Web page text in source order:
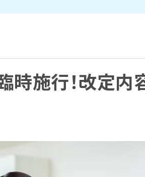
施行！改定内